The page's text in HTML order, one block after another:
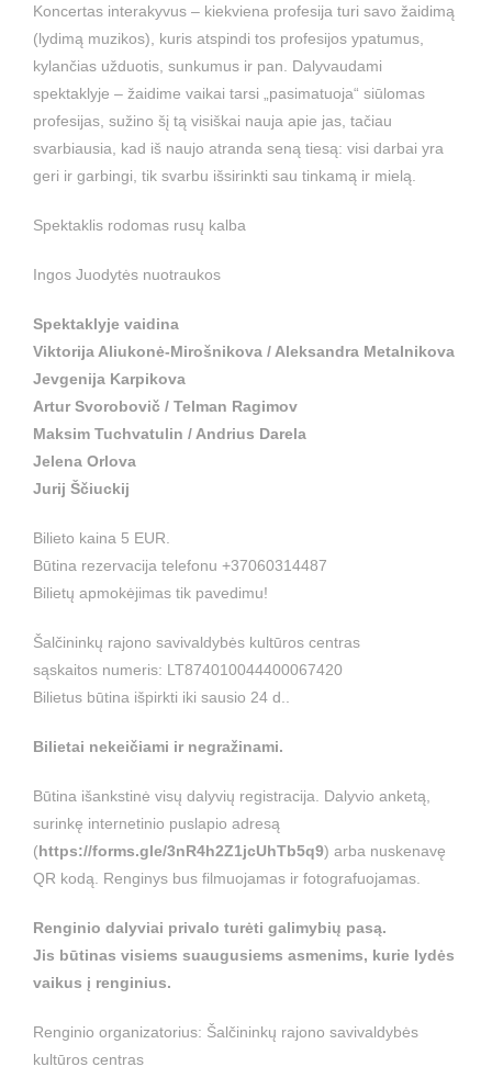
Koncertas interakyvus – kiekviena profesija turi savo žaidimą
(lydimą muzikos), kuris atspindi tos profesijos ypatumus,
kylančias užduotis, sunkumus ir pan. Dalyvaudami
spektaklyje – žaidime vaikai tarsi „pasimatuoja“ siūlomas
profesijas, sužino šį tą visiškai nauja apie jas, tačiau
svarbiausia, kad iš naujo atranda seną tiesą: visi darbai yra
geri ir garbingi, tik svarbu išsirinkti sau tinkamą ir mielą.
Spektaklis rodomas rusų kalba
Ingos Juodytės nuotraukos
Spektaklyje vaidina
Viktorija Aliukonė-Mirošnikova / Aleksandra Metalnikova
Jevgenija Karpikova
Artur Svorobovič / Telman Ragimov
Maksim Tuchvatulin / Andrius Darela
Jelena Orlova
Jurij Ščiuckij
Bilieto kaina 5 EUR.
Būtina rezervacija telefonu +37060314487
Bilietų apmokėjimas tik pavedimu!
Šalčininkų rajono savivaldybės kultūros centras
sąskaitos numeris: LT874010044400067420
Bilietus būtina išpirkti iki sausio 24 d..
Bilietai nekeičiami ir negražinami.
Būtina išankstinė visų dalyvių registracija. Dalyvio anketą,
surinkę internetinio puslapio adresą
(https://forms.gle/3nR4h2Z1jcUhTb5q9) arba nuskenavę
QR kodą. Renginys bus filmuojamas ir fotografuojamas.
Renginio dalyviai privalo turėti galimybių pasą.
Jis būtinas visiems suaugusiems asmenims, kurie lydės
vaikus į renginius.
Renginio organizatorius: Šalčininkų rajono savivaldybės
kultūros centras